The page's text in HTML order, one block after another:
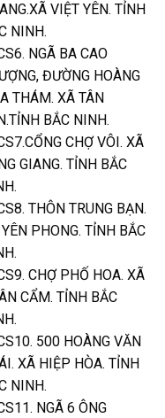
VIỆT YÊN. TỈNH
NINH.
NGÃ BA CAO
ĐƯỜNG HOÀNG
THÁM. XÃ TÂN
BẮC NINH.
CHỢ VÔI. XÃ
GIANG. TỈNH BẮC
THÔN TRUNG BẠN.
PHONG. TỈNH BẮC
CHỢ PHỐ HOA. XÃ
CẨM. TỈNH BẮC
500 HOÀNG VĂN
XÃ HIỆP HÒA. TỈNH
NINH.
NGÃ 6 ÔNG